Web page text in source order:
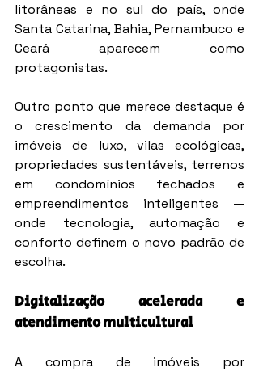
litorâneas e no sul do país, onde
Santa Catarina, Bahia, Pernambuco e
Ceará aparecem como
protagonistas.
Outro ponto que merece destaque é
o crescimento da demanda por
imóveis de luxo, vilas ecológicas,
propriedades sustentáveis, terrenos
em condomínios fechados e
empreendimentos inteligentes —
onde tecnologia, automação e
conforto definem o novo padrão de
escolha.
Digitalização acelerada e
atendimento multicultural
A compra de imóveis por